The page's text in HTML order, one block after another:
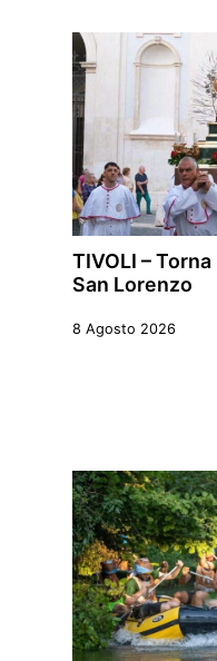
TIVOLI –
San Lorenzo
8 Agosto 2026